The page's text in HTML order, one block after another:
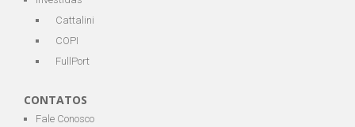
Cattalini
COPI
FullPort
CONTATOS
Fale Conosco